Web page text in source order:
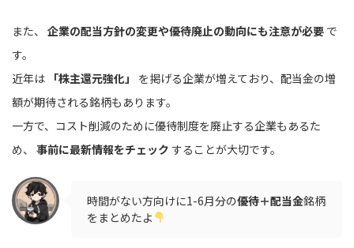
また、 企業の配当方針の変更や優待廃止の動向にも注意が必要 で
す。
近年は 「株主還元強化」
を掲げる企業が増えており、配当金の増
額が期待される銘柄もあります。
一方で、コスト削減のために優待制度を廃止する企業もあるた
め、 事前に最新情報をチェック することが大切です。
時間がない方向けに1-6月分の優待＋配当金銘柄
をまとめたよ